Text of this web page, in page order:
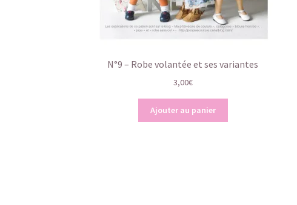
N°9 – Robe volantée et ses variantes
3,00€
Ajouter au panier